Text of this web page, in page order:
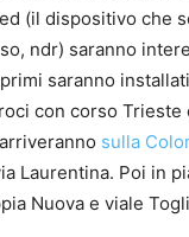
(il dispositivo che
ndr) saranno
saranno
con corso Trieste
sulla
Laurentina. Poi in
Nuova e viale